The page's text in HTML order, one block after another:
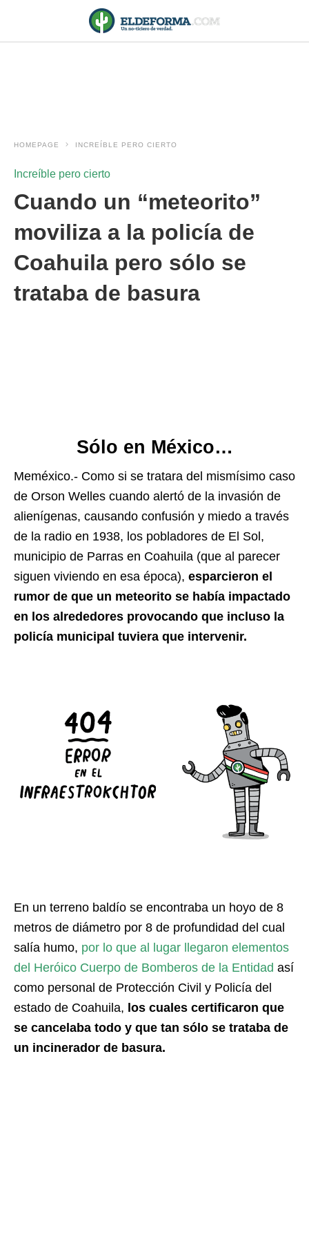
HOMEPAGE INCREÍBLE PERO CIERTO
Increíble pero cierto
Cuando un “meteorito”
moviliza a la policía de
Coahuila pero sólo se
trataba de basura
Sólo en México…
Meméxico.- Como si se tratara del mismísimo caso
de Orson Welles cuando alertó de la invasión de
alienígenas, causando confusión y miedo a través
de la radio en 1938, los pobladores de El Sol,
municipio de Parras en Coahuila (que al parecer
siguen viviendo en esa época), esparcieron el
rumor de que un meteorito se había impactado
en los alrededores provocando que incluso la
policía municipal tuviera que intervenir.
En un terreno baldío se encontraba un hoyo de 8
metros de diámetro por 8 de profundidad del cual
salía humo, por lo que al lugar llegaron elementos
del Heróico Cuerpo de Bomberos de la Entidad así
como personal de Protección Civil y Policía del
estado de Coahuila, los cuales certificaron que
se cancelaba todo y que tan sólo se trataba de
un incinerador de basura.